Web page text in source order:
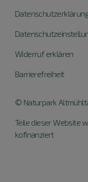
Widerruf erklären
Barrierefreiheit
© Naturpark
Teile dieser Website
kofinanziert